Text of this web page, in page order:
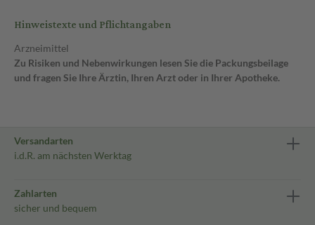
Hinweistexte und Pflichtangaben
Arzneimittel
Zu Risiken und Nebenwirkungen lesen Sie die Packungsbeilage
und fragen Sie Ihre Ärztin, Ihren Arzt oder in Ihrer Apotheke.
Versandarten
i.d.R. am nächsten Werktag
Zahlarten
sicher und bequem